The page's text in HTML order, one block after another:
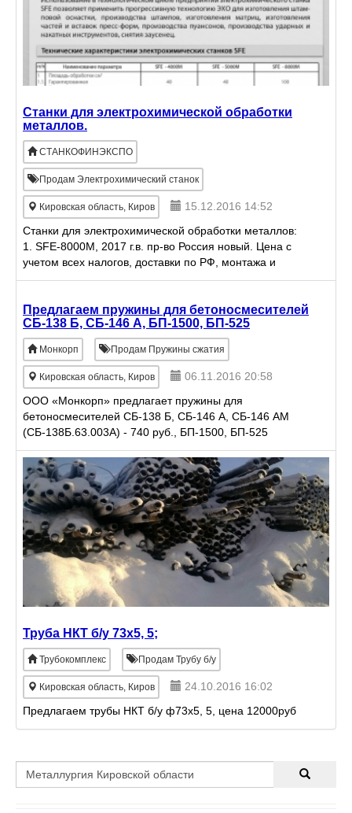
Станки для электрохимической обработки
металлов.
СТАНКОФИНЭКСПО
Продам Электрохимический станок
Кировская область, Киров
15.12.2016 14:52
Станки для электрохимической обработки металлов:
1. SFE-8000М, 2017 г.в. пр-во Россия новый. Цена с
учетом всех налогов, доставки по РФ, монтажа и
наладки. 2. SFE-5000M - производство Россия , 2017
Предлагаем пружины для бетоносмесителей
СБ-138 Б, СБ-146 А, БП-1500, БП-525
Монкорп Продам Пружины сжатия
Кировская область, Киров
06.11.2016 20:58
ООО «Монкорп» предлагает пружины для
бетоносмесителей СБ-138 Б, СБ-146 А, СБ-146 АМ
(СБ-138Б.63.003А) - 740 руб., БП-1500, БП-525
(К30.65.007) - 790 руб. Под заказ изготовим другие
пружины по вашим че
Труба НКТ б/у 73х5, 5;
Трубокомплекс Продам Трубу б/у
Кировская область, Киров
24.10.2016 16:02
Предлагаем трубы НКТ б/у ф73х5, 5, цена 12000руб